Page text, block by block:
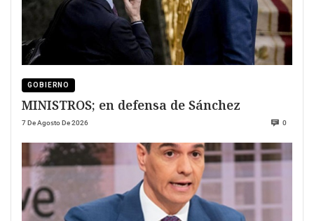
GOBIERNO
MINISTROS; en defensa de Sánchez
7 De Agosto De 2026 0